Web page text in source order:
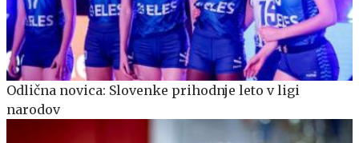
Odlična novica: Slovenke prihodnje leto v ligi
narodov